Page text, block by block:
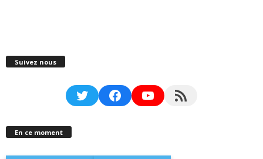
Suivez nous
TwitterFacebookYouTubeRSS Feed
En ce moment